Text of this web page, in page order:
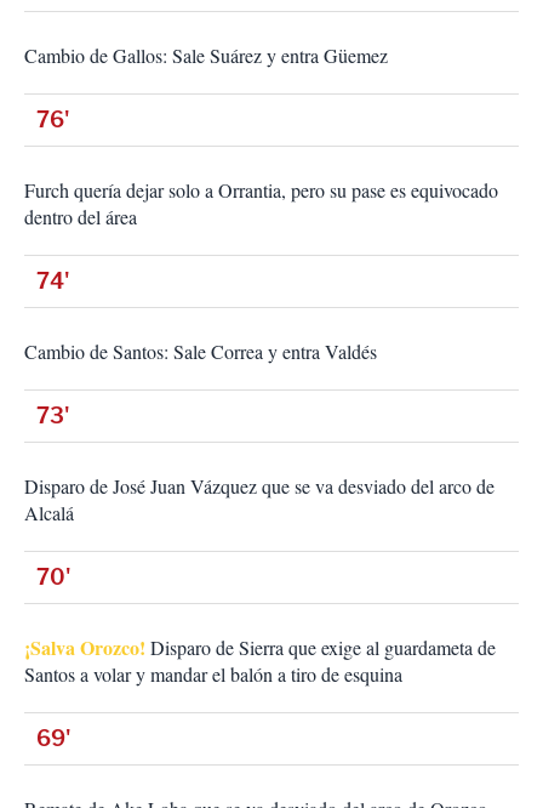
Cambio de Gallos: Sale Suárez y entra Güemez
76'
Furch quería dejar solo a Orrantia, pero su pase es equivocado
dentro del área
74'
Cambio de Santos: Sale Correa y entra Valdés
73'
Disparo de José Juan Vázquez que se va desviado del arco de
Alcalá
70'
¡Salva Orozco! Disparo de Sierra que exige al guardameta de
Santos a volar y mandar el balón a tiro de esquina
69'